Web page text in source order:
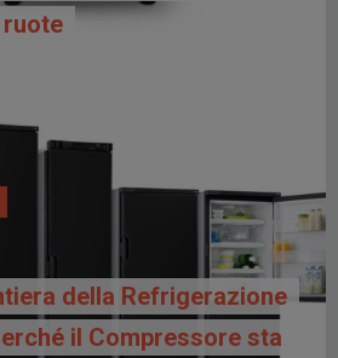
della Refrigerazione
il Compressore sta